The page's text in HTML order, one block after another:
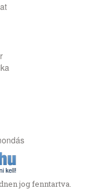
jog fenntartva.